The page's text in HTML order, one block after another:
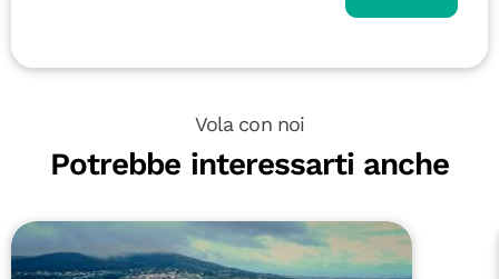
Vola con noi
Potrebbe interessarti anche